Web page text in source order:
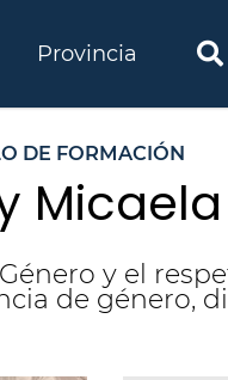
Provincia
DE FORMACIÓN
y el
de género,